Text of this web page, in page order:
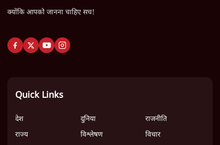
क्योंकि आपको जानना चाहिए सच!
Quick Links
देश दुनिया
राजनीति
राज्य
विश्लेषण
विचार